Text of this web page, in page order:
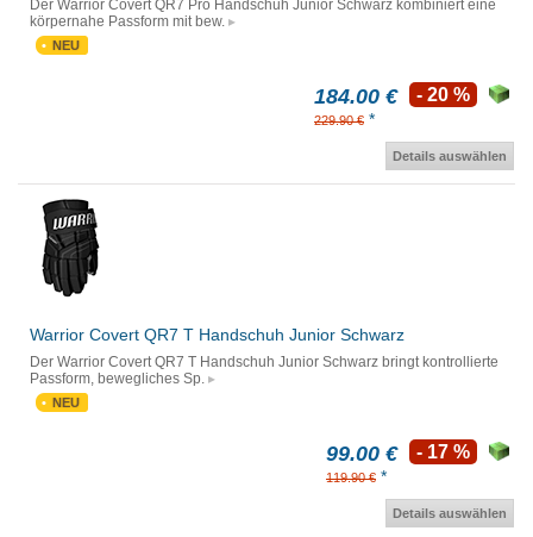
Der Warrior Covert QR7 Pro Handschuh Junior Schwarz kombiniert eine
körpernahe Passform mit bew.
NEU
184.00 €
229.90 € *
- 20 %
Details auswählen
Warrior Covert QR7 T Handschuh Junior Schwarz
Der Warrior Covert QR7 T Handschuh Junior Schwarz bringt kontrollierte
Passform, bewegliches Sp.
NEU
99.00 €
119.90 € *
- 17 %
Details auswählen